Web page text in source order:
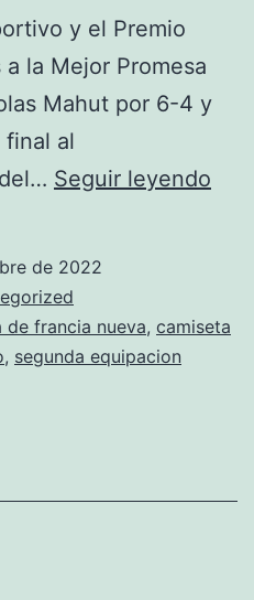
y el Premio
la Mejor Promesa
Mahut por 6-4 y
al
Seguir leyendo
de 2022
de francia nueva, camiseta
, segunda equipacion